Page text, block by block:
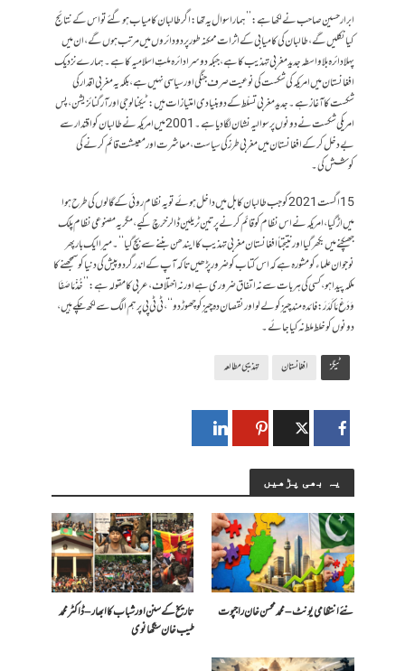
ابرار حسین صاحب نے لکھا ہے:’’ہمارا سوال یہ تھا :اگر طالبان کامیاب ہوگئے تو اس کے نتائج
کیا نکلیں گے، طالبان کی کامیابی کے اثرات ممکنہ طور پر دو دائروں میں مرتب ہوں گے، ان میں
پہلا دائرہ بلا واسطہ جدید مغربی تہذیب کا ہے، جبکہ دوسرا دائرہ ملتِ اسلامیہ کا ہے۔ ہمارے نزدیک
افغانستان میں امریکہ کی شکست کی نوعیت صرف جنگی اور سیاسی نہیں ہے، بلکہ یہ مغربی اقدار کی
شکست کا آغاز ہے۔ جدید مغربی تسلّط کے دوبنیادی امتیازات ہیں: ٹیکنالوجی اور آرگنائزیشن،پس
امریکی شکست نے دونوں پر سوالیہ نشان لگادیا ہے۔ 2001میں امریکہ نے طالبان کو اقتدار سے
بے دخل کر کے افغانستان میں مغربی طرز کی سیاست ،معاشرت اور معیشت قائم کرنے کی
کوشش کی۔
15اگست 2021کو جب طالبان کابل میں داخل ہوئے تو یہ نظام روئی کے گالوں کی طرح ہوا
میں اڑگیا، امریکہ نے اس نظام کو قائم کرنے پر تین ٹریلین ڈالرخرچ کیے، مگریہ مصنوعی نظام پلک
جھپکنے میں بکھر گیا اور نتیجتاً افغانستان مغربی تہذیب کا ایندھن بننے سے بچ گیا‘‘۔ میرا ایک بار پھر
نوجوان علماء کو مشورہ ہے کہ اس کتاب کو ضرور پڑھیں تاکہ آپ کے اندر گردوپیش کی دنیا کو سمجھنے کا
ملکہ پیدا ہو ، کسی کی ہربات سے نہ اتفاق ضروری ہے اورنہ اختلاف، عربی کا مقولہ ہے: ’’خُذْ مَا صَفَا
وَدَعْ مَا کَدَرَ: فائدہ مند چیز کو لے لو اور نقصان دہ چیز کو چھوڑ دو‘‘، ٹی ٹی پی پر ہم الگ سے لکھ چکے ہیں ،
دونوں کو خلط ملط نہ کیا جائے۔
ٹیگز افغانستان تہذیبی مطالعہ
یہ بھی پڑھیں
​نئے انتظامی یونٹ – محمد محسن خان راجپوت
تاریخ کے سنن اور شباب کا ابھار – ڈاکٹر محمد
طیب خان سنگھانوی